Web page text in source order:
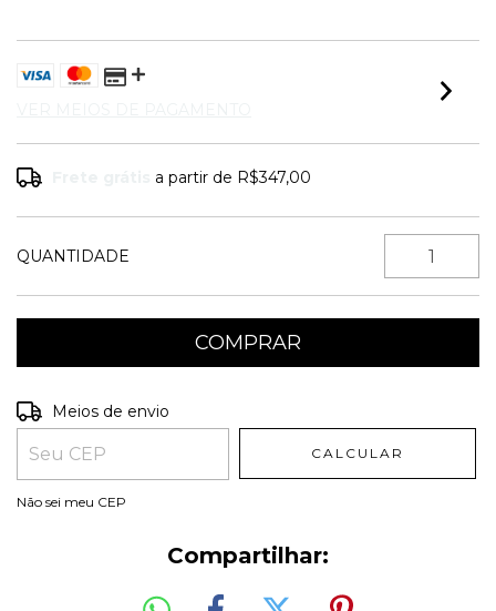
a partir de R$347,00
QUANTIDADE
Entregas para o CEP:
Meios de envio
CALCULAR
Não sei meu CEP
Compartilhar: